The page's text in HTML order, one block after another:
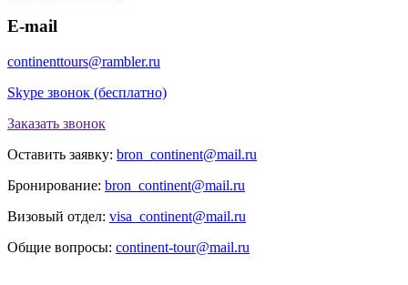
E-mail
continenttours@rambler.ru
Skype звонок (бесплатно)
Заказать звонок
Оставить заявку: bron_continent@mail.ru
Бронирование: bron_continent@mail.ru
Визовый отдел: visa_continent@mail.ru
Общие вопросы: continent-tour@mail.ru